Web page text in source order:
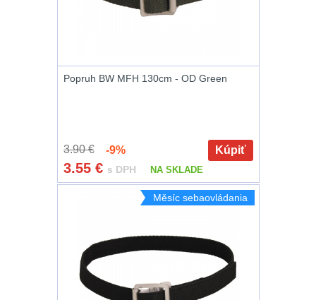
Taktická pera
Na přežití25
Popruh BW MFH 130cm - OD Green
3.90 €-9% Kúpiť
3.55 € s DPH NA SKLADE
Měsíc sebaovládania